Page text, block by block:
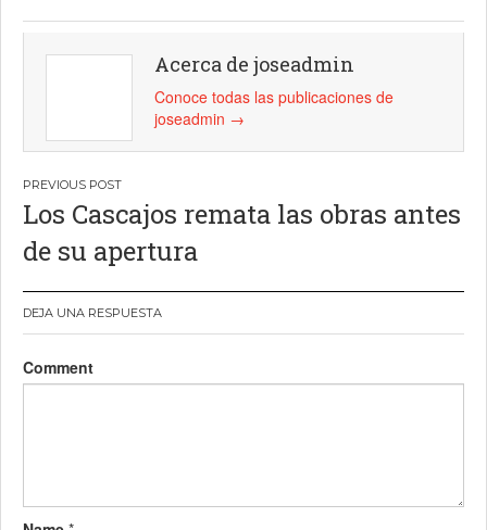
Acerca de joseadmin
Conoce todas las publicaciones de
joseadmin →
Navegación
de
entradas
Los Cascajos remata las obras antes
de su apertura
DEJA UNA RESPUESTA
Comment